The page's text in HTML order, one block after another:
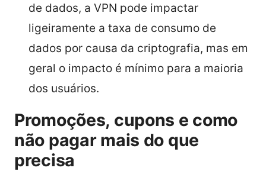
de dados, a VPN pode impactar
ligeiramente a taxa de consumo de
dados por causa da criptografia, mas em
geral o impacto é mínimo para a maioria
dos usuários.
Promoções, cupons e como
não pagar mais do que
precisa